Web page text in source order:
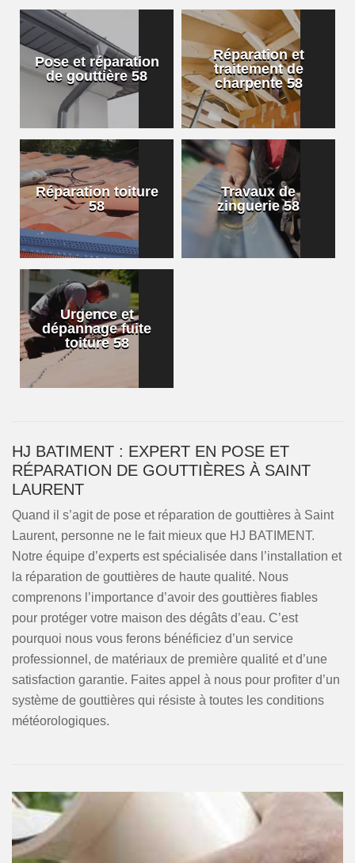
Pose et réparation
de gouttière 58
Réparation et
traitement de
charpente 58
Réparation toiture
58
Travaux de
zinguerie 58
Urgence et
dépannage fuite
toiture 58
HJ BATIMENT : EXPERT EN POSE ET
RÉPARATION DE GOUTTIÈRES À SAINT
LAURENT
Quand il s’agit de pose et réparation de gouttières à Saint
Laurent, personne ne le fait mieux que HJ BATIMENT.
Notre équipe d’experts est spécialisée dans l’installation et
la réparation de gouttières de haute qualité. Nous
comprenons l’importance d’avoir des gouttières fiables
pour protéger votre maison des dégâts d’eau. C’est
pourquoi nous vous ferons bénéficiez d’un service
professionnel, de matériaux de première qualité et d’une
satisfaction garantie. Faites appel à nous pour profiter d’un
système de gouttières qui résiste à toutes les conditions
météorologiques.